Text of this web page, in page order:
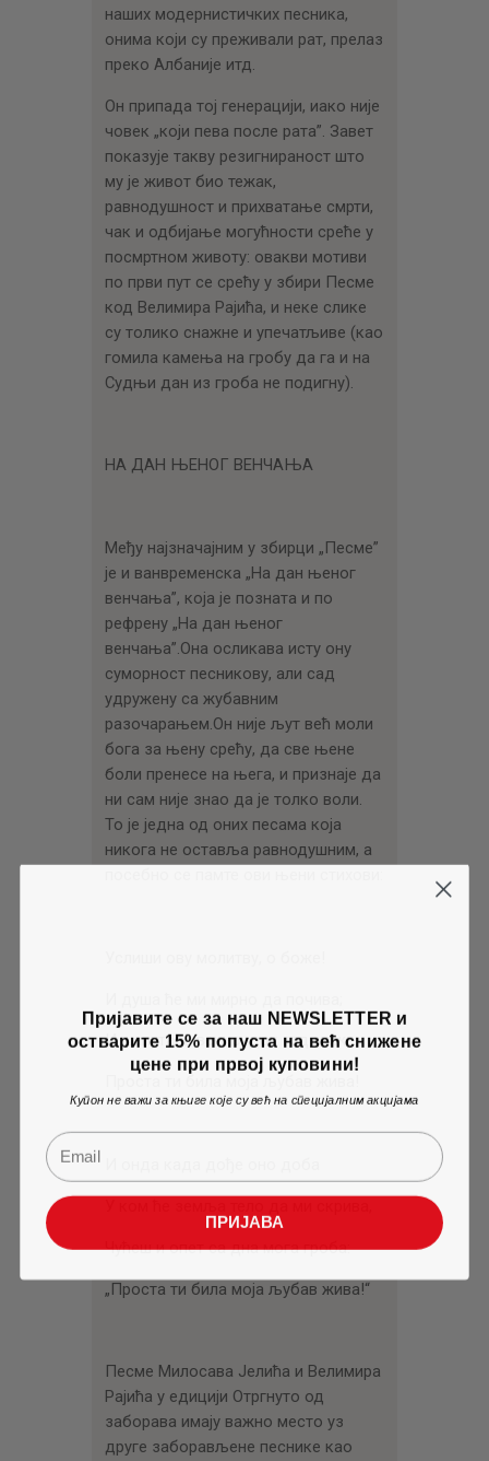
наших модернистичких песника,
онима који су преживали рат, прелаз
преко Албаније итд.
Он припада тој генерацији, иако није
човек „који пева после рата”. Завет
показује такву резигнираност што
му је живот био тежак,
равнодушност и прихватање смрти,
чак и одбијање могућности среће у
посмртном животу: овакви мотиви
по први пут се срећу у збири Песме
код Велимира Рајића, и неке слике
су толико снажне и упечатљиве (као
гомила камења на гробу да га и на
Судњи дан из гроба не подигну).
НА ДАН ЊЕНОГ ВЕНЧАЊА
Међу најзначајним у збирци „Песме”
је и ванвременска „На дан њеног
венчања”, која је позната и по
рефрену „На дан њеног
венчања”.Она осликава исту ону
суморност песникову, али сад
удружену са жубавним
разочарањем.Он није љут већ моли
бога за њену срећу, да све њене
боли пренесе на њега, и признаје да
ни сам није знао да је толко воли.
То је једна од оних песама која
никога не оставља равнодушним, а
И шапутаће вечно, док год може:
Чућеш и опет са дна мога гроба:
„Проста ти била моја љубав жива!“
Песме Милосава Јелића и Велимира
Рајића у едицији Отргнуто од
заборава имају важно место уз
друге заборављене песнике као
Пријавите се за наш NEWSLETTER и
остварите 15% попуста на већ снижене
цене при првој куповини!
Купон не важи за књиге које су већ на специјалним акцијама
ПРИЈАВА